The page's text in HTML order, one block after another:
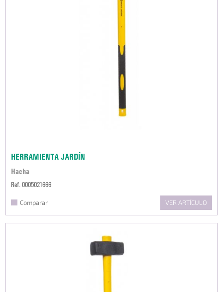
HERRAMIENTA JARDÍN
Hacha
Ref. 0005021666
Comparar VER ARTÍCULO